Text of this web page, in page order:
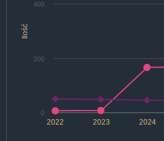
Ilość
2022 2024
2023
0
200
400